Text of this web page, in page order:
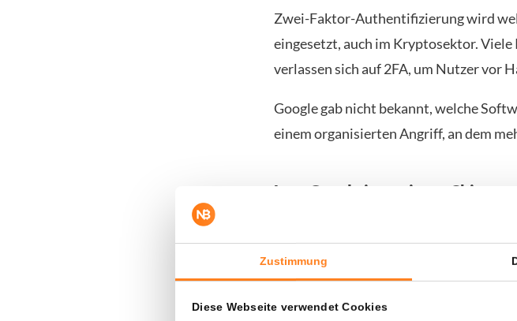
Zustimmung
Diese Webseite verwendet Cookies
Zwei-Faktor-Authentifizierung wird
eingesetzt, auch im Kryptosektor.
verlassen sich auf 2FA, um Nutzer vor
Google gab nicht bekannt, welche
einem organisierten Angriff, an dem
Laut Google investieren China
Unternehmen großes Interesse an KI-